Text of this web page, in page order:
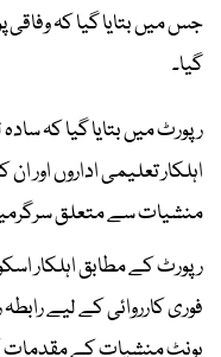
جس میں بتایا گیا کہ
گیا۔
رپورٹ میں بتایا گیا کہ
اہلکار تعلیمی اداروں اور
منشیات سے متعلق
رپورٹ کے مطابق اہلکار
فوری کارروائی کے لیے
یونٹ منشیات کے مقدمات